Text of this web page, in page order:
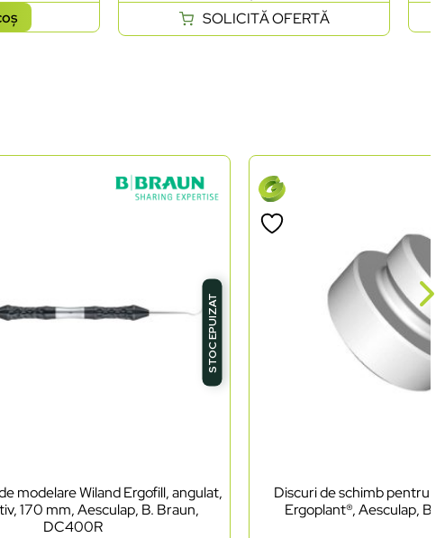
SOLICITĂ OFERTĂ
STOC EPUIZAT
modelare Wiland Ergofill, angulat,
170 mm, Aesculap, B. Braun,
DC400R
Discuri de schimb pentru
Ergoplant®, Aesculap, B.